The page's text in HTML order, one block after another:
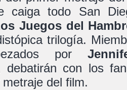
caiga todo San
Juegos del
trilogía.
por
debatirán con los
del film.